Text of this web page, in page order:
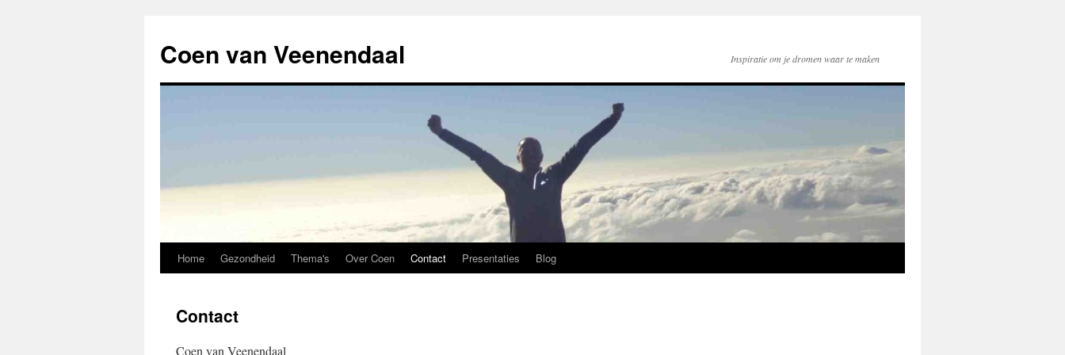
Coen van Veenendaal Inspiratie om je dromen waar te maken
Home Gezondheid Thema's Over Coen Contact Presentaties Blog
Contact
Coen van Veenendaal